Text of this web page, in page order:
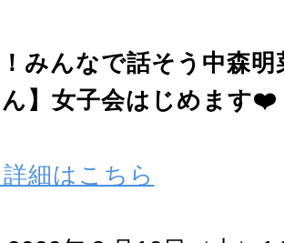
みんなで話そう中森明
】女子会はじめます❤️
細はこちら